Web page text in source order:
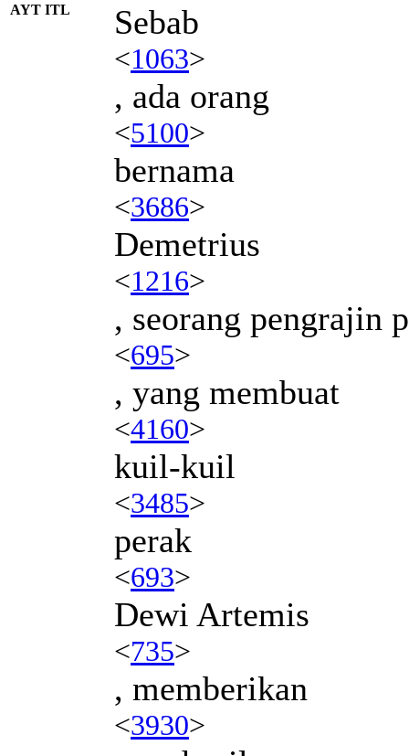
AYT ITL Sebab
<1063>
, ada orang
<5100>
bernama
<3686>
Demetrius
<1216>
, seorang pengrajin
<695>
, yang membuat
<4160>
kuil-kuil
<3485>
perak
<693>
Dewi Artemis
<735>
, memberikan
<3930>